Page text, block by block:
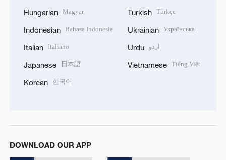
Hungarian Magyar
Indonesian Bahasa Indonesia
Italian Italiano
Japanese 日本語
Korean 한국어
Turkish Türkçe
Ukrainian Українська
Urdu اردو
Vietnamese Tiếng Việt
DOWNLOAD OUR APP